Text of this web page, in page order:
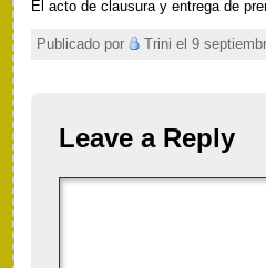
El acto de clausura y entrega de
Publicado por Trini el 9
Leave a Reply